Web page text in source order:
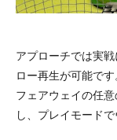
アプローチでは実
ロー再生が可能です
フェアウェイの任
し、プレイモード